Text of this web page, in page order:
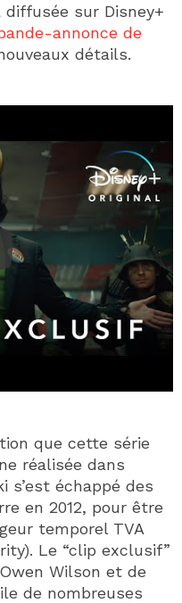
sur Disney+
annonce de
détails.
que cette série
réalisée dans
s’est échappé des
en 2012, pour être
temporel TVA
Le “clip exclusif”
Wilson et de
de nombreuses